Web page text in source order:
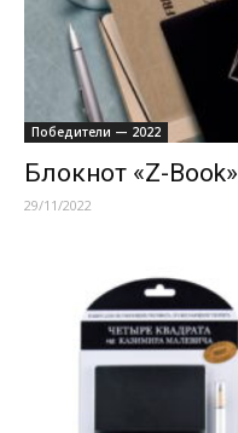
Победители — 2022
Блокнот «Z-Book»
29/11/2022